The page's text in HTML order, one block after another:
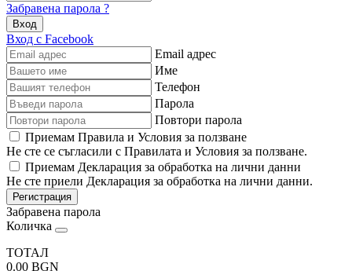
Забравена парола ?
Вход
Вход с Facebook
Email адрес
Име
Телефон
Парола
Повтори парола
Приемам Правила и Условия за ползване
Не сте се съгласили с Правилата и Условия за ползване.
Приемам Декларация за обработка на лични данни
Не сте приели Декларация за обработка на лични данни.
Регистрация
Забравена парола
Количка
ТОТАЛ
0.00 BGN